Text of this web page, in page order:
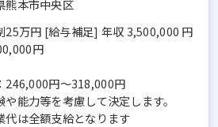
熊本市中央区
25万円 [給与補足] 年収 3,500,000 円
円
246,000円～318,000円
能力等を考慮して決定します。
は全額支給となります